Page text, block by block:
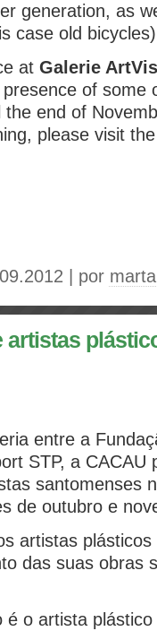
generation, as
case old
at Galerie
of some
the end of
please visit
| por
artistas
entre a
STP, a CACAU
santomenses
de outubro e
artistas
das suas obras
é o artista